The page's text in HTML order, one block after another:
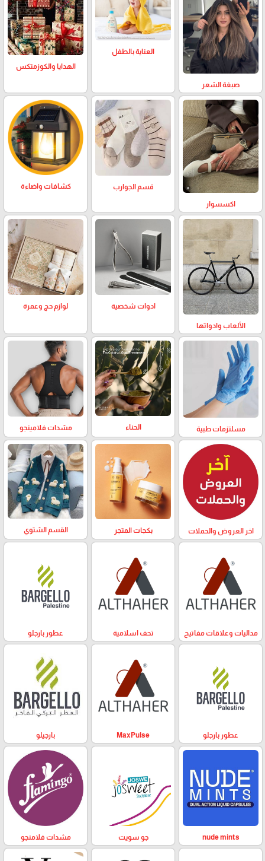
صبغة الشعر
العناية بالطفل
الهدايا والكوزمتكس
اكسسوار
قسم الجوارب كشافات واضاءة
الألعاب وادواتها
ادوات شخصية لوازم حج وعمرة
مسلتزمات طبية الحناء مشدات فلامينجو
اخر العروض والحملات بكجات المتجر القسم الشتوي
مداليات وعلاقات مفاتيح تحف اسلامية عطور بارجلو
عطور بارجلو MaxPulse بارجيلو
nude mints جو سويت مشدات فلامنجو